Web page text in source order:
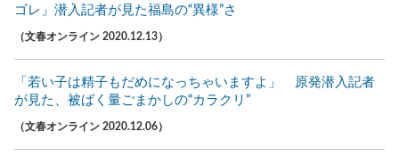
ゴレ」潜入記者が見た福島の“異様”さ
（文春オンライン 2020.12.13）
「若い子は精子もだめになっちゃいますよ」 原発潜入記者
が見た、被ばく量ごまかしの“カラクリ”
（文春オンライン 2020.12.06）